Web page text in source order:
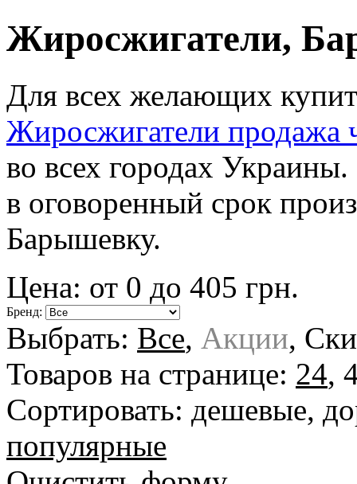
Жиросжигатели,
Для всех желающих
Жиросжигатели продажа
во всех городах
в оговоренный срок
Барышевку.
Цена: от 0 до 405 грн.
Бренд:
Выбрать: Все, Акции,
Товаров на странице: 24,
Сортировать: дешевые,
популярные